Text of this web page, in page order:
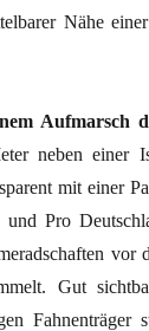
Nähe
Aufmarsch
neben einer
mit einer
Pro
vor
Gut
Fahnenträger